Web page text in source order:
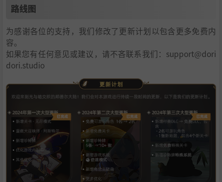
路线图
为感谢各位的支持，我们修改了更新计划以包含更多免费内
容。
如果您有任何意见或建议，请不吝联系我们：support@dori
dori.studio